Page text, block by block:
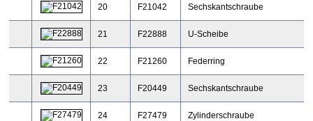
20 F21042 Sechskantschraube
21 F22888 U-Scheibe
22 F21260 Federring
23 F20449 Sechskantschraube
24 F27479 Zylinderschraube